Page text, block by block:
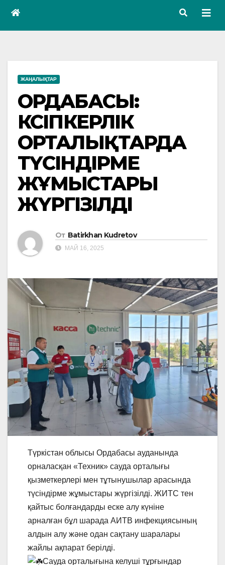
ЖАҢАЛЫҚТАР
ОРДАБАСЫ:
КӘСІПКЕРЛІК
ОРТАЛЫҚТАРДА
ТҮСІНДІРМЕ
ЖҰМЫСТАРЫ
ЖҮРГІЗІЛДІ
От Batirkhan Kudretov
МАЙ 16, 2025
Түркістан облысы Ордабасы ауданында
орналасқан «Техник» сауда орталығы
қызметкерлері мен тұтынушылар арасында
түсіндірме жұмыстары жүргізілді. ЖИТС тен
қайтыс болғандарды еске алу күніне
арналған бұл шарада АИТВ инфекциясының
алдын алу және одан сақтану шаралары
жайлы ақпарат берілді.
Сауда орталығына келуші тұрғындар